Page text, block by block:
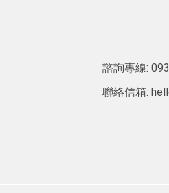
諮詢專線:
聯絡信箱: